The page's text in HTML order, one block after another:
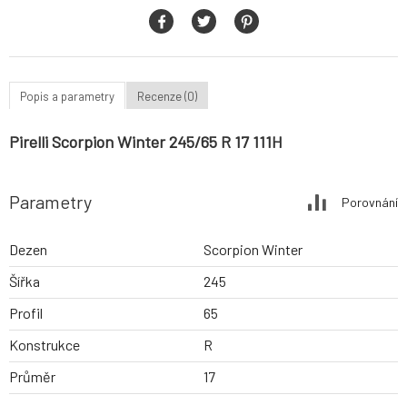
Popis a parametry Recenze (0)
Pirelli Scorpion Winter 245/65 R 17 111H
Parametry Porovnání
Dezen
Scorpion Winter
Šířka
245
Profil
65
Konstrukce
R
Průměr
17